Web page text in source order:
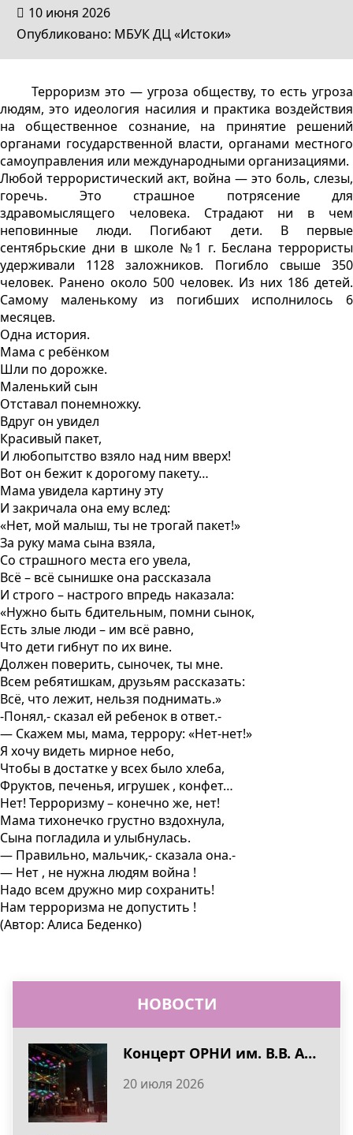
10 июня 2026
Опубликовано: МБУК ДЦ «Истоки»
Терроризм это — угроза обществу, то есть угроза
людям, это идеология насилия и практика воздействия
на общественное сознание, на принятие решений
органами государственной власти, органами местного
самоуправления или международными организациями.
Любой террористический акт, война — это боль, слезы,
горечь. Это страшное потрясение для
здравомыслящего человека. Страдают ни в чем
неповинные люди. Погибают дети. В первые
сентябрьские дни в школе №1 г. Беслана террористы
удерживали 1128 заложников. Погибло свыше 350
человек. Ранено около 500 человек. Из них 186 детей.
Самому маленькому из погибших исполнилось 6
месяцев.
Одна история.
Мама с ребёнком
Шли по дорожке.
Маленький сын
Отставал понемножку.
Вдруг он увидел
Красивый пакет,
И любопытство взяло над ним вверх!
Вот он бежит к дорогому пакету…
Мама увидела картину эту
И закричала она ему вслед:
«Нет, мой малыш, ты не трогай пакет!»
За руку мама сына взяла,
Со страшного места его увела,
Всё – всё сынишке она рассказала
И строго – настрого впредь наказала:
«Нужно быть бдительным, помни сынок,
Есть злые люди – им всё равно,
Что дети гибнут по их вине.
Должен поверить, сыночек, ты мне.
Всем ребятишкам, друзьям рассказать:
Всё, что лежит, нельзя поднимать.»
-Понял,- сказал ей ребенок в ответ.-
— Скажем мы, мама, террору: «Нет-нет!»
Я хочу видеть мирное небо,
Чтобы в достатке у всех было хлеба,
Фруктов, печенья, игрушек , конфет…
Нет! Терроризму – конечно же, нет!
Мама тихонечко грустно вздохнула,
Сына погладила и улыбнулась.
— Правильно, мальчик,- сказала она.-
— Нет , не нужна людям война !
Надо всем дружно мир сохранить!
Нам терроризма не допустить !
(Автор: Алиса Беденко)
НОВОСТИ
Концерт ОРНИ им. В.В. Андреева в День города Тверь 2026
20 июля 2026